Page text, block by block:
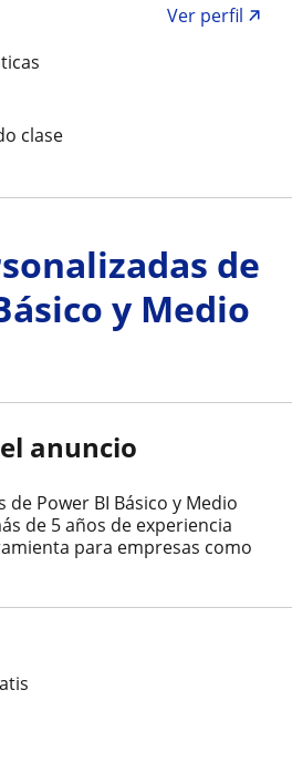
Ver perfil
clase
de
y Medio
anuncio
de Power BI Básico y Medio
de 5 años de experiencia
para empresas como